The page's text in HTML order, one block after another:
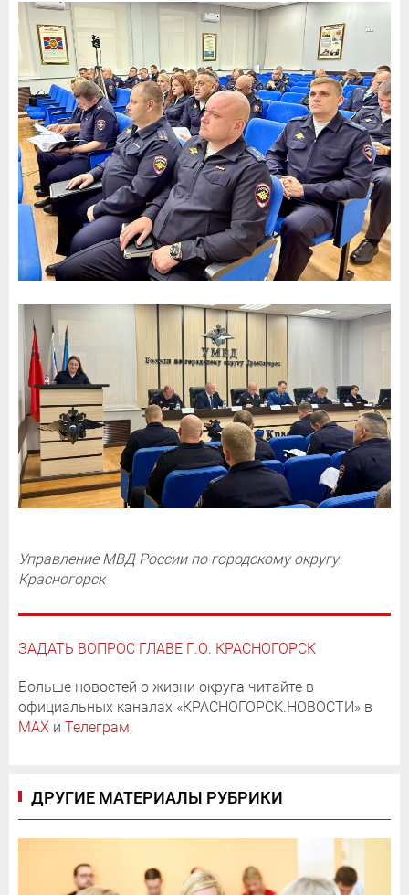
Управление МВД России по городскому округу
Красногорск
ЗАДАТЬ ВОПРОС ГЛАВЕ Г.О. КРАСНОГОРСК
Больше новостей о жизни округа читайте в
официальных каналах «КРАСНОГОРСК.НОВОСТИ» в
MAX и Телеграм.
ДРУГИЕ МАТЕРИАЛЫ РУБРИКИ